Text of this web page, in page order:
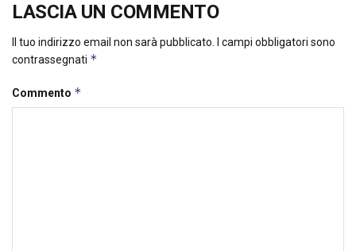
LASCIA UN COMMENTO
Il tuo indirizzo email non sarà pubblicato.
I campi obbligatori sono
contrassegnati *
Commento *